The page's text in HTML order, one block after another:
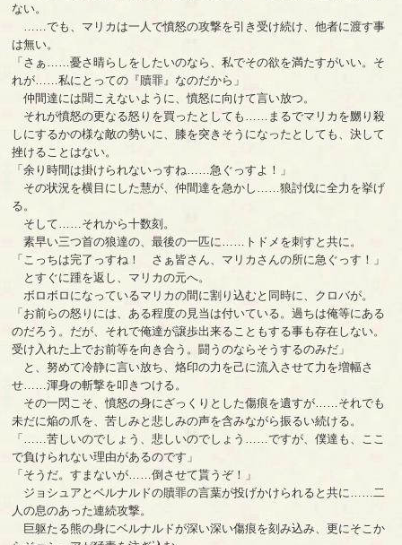
ない。
……でも、マリカは一人で憤怒の攻撃を引き受け続け、他者に渡す事
は無い。
「さぁ……憂さ晴らしをしたいのなら、私でその欲を満たすがいい。そ
れが……私にとっての『贖罪』なのだから」
仲間達には聞こえないように、憤怒に向けて言い放つ。
それが憤怒の更なる怒りを買ったとしても……まるでマリカを嬲り殺
しにするかの様な敵の勢いに、膝を突きそうになったとしても、決して
挫けることはない。
「余り時間は掛けられないっすね……急ぐっすよ！」
その状況を横目にした慧が、仲間達を急かし……狼討伐に全力を挙げ
る。
そして……それから十数刻。
素早い三つ首の狼達の、最後の一匹に……トドメを刺すと共に。
「こっちは完了っすね！ さぁ皆さん、マリカさんの所に急ぐっす！」
とすぐに踵を返し、マリカの元へ。
ボロボロになっているマリカの間に割り込むと同時に、クロバが。
「お前らの怒りには、ある程度の見当は付いている。過ちは俺等にある
のだろう。だが、それで俺達が譲歩出来ることもする事も存在しない。
受け入れた上でお前等を向き合う。闘うのならそうするのみだ」
と、努めて冷静に言い放ち、烙印の力を己に流入させて力を増幅さ
せ……渾身の斬撃を叩きつける。
その一閃こそ、憤怒の身にざっくりとした傷痕を遺すが……それでも
未だに焔の爪を、苦しみと悲しみの声を含みながら振るい続ける。
「……苦しいのでしょう、悲しいのでしょう……ですが、僕達も、ここ
で負けられない理由があるのです」
「そうだ。すまないが……倒させて貰うぞ！」
ジョシュアとベルナルドの贖罪の言葉が投げかけられると共に……二
人の息のあった連続攻撃。
巨躯たる熊の身にベルナルドが深い深い傷痕を刻み込み、更にそこか